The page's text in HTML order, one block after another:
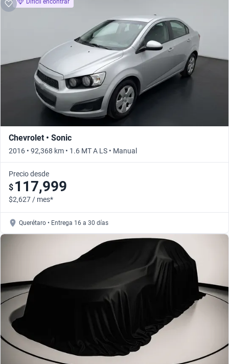
Difícil encontrar
Chevrolet • Sonic
2016 • 92,368 km • 1.6 MT A LS • Manual
Precio desde
$ 117,999
$2,627 / mes*
Querétaro • Entrega 16 a 30 días